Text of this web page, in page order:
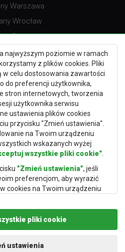
najwyższym poziomie w ramach
z plików cookies. Pliki
celu dostosowania zawartości
do preferencji użytkownika,
stron internetowych, tworzenia
użytkownika serwisu
ustawienia plików cookies
przycisku "Zmień ustawienia".
na Twoim urządzeniu
wskazanych wyżej
wszystkie pliki cookie"
"Zmień ustawienia", jeśli
preferencjom, aby wyrazić
cookies na Twoim urządzeniu
osobowych, w zakresie w
(Rugito Radosław Bartosik z
pliki cookie
ustawienia
Warszawa
Wrocław
Szczecin
Lublin
Kraków
Poznań
Gdynia
Białystok
Kielce
Toruń
Bydgoszcz